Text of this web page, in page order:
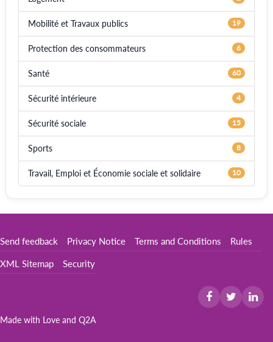
Mobilité et Travaux publics 19
Protection des consommateurs 6
Santé 60
Sécurité intérieure 4
Sécurité sociale 15
Sports 8
Travail, Emploi et Économie sociale et solidaire 10
Send feedback Privacy Notice Terms and Conditions Rules
XML Sitemap Security
Made with Love and Q2A